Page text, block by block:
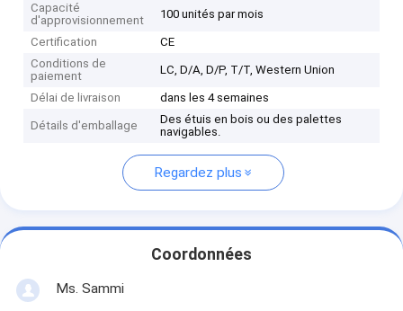
Capacité
d'approvisionnement
100 unités par mois
Certification
CE
Conditions de
paiement
LC, D/A, D/P, T/T, Western Union
Délai de livraison dans les 4 semaines
Détails d'emballage
Des étuis en bois ou des palettes
navigables.
Regardez plus
Coordonnées
Ms. Sammi